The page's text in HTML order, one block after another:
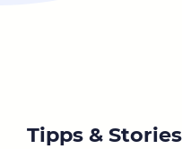
Tipps & Stories